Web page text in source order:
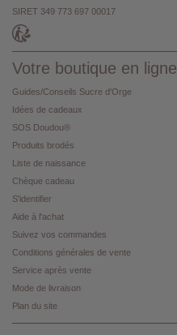
SIRET 349 773 697 00017
Votre boutique en ligne
Guides/Conseils Sucre d'Orge
Idées de cadeaux
SOS Doudou®
Produits brodés
Liste de naissance
Chèque cadeau
S'identifier
Aide à l'achat
Suivez vos commandes
Conditions générales de vente
Service après vente
Mode de livraison
Plan du site